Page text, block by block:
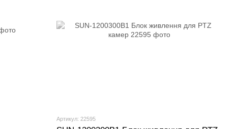
Артикул: 22595